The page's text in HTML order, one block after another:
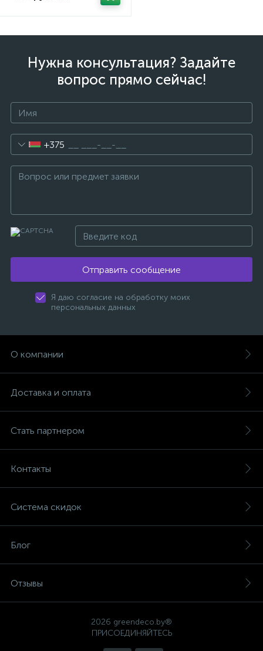
Нужна консультация? Задайте
вопрос прямо сейчас!
+375
Отправить сообщение
Я даю согласие на обработку моих
персональных данных
О компании
Доставка и оплата
Стать партнером
Контакты
Система скидок
Блог
Отзывы
2026 greendeco.by®
ПРИСОЕДИНЯЙТЕСЬ